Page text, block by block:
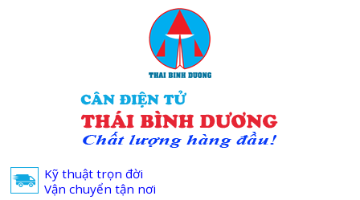
Kỹ thuật trọn đời
Vận chuyển tận nơi